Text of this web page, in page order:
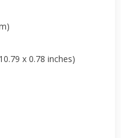
x 0.78 inches)